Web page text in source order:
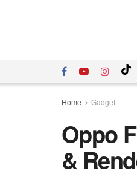
Home Gadget
Oppo
&